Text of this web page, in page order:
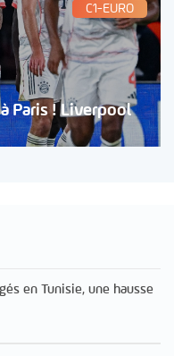
C1-EURO
à Paris ! Liverpool
en Tunisie, une hausse